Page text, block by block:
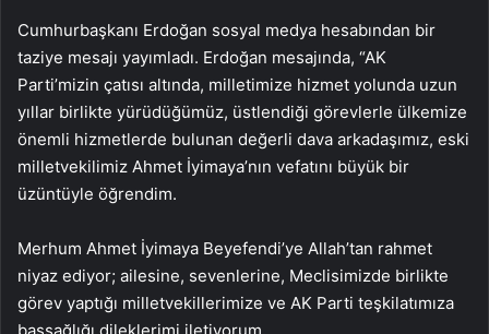
Cumhurbaşkanı Erdoğan sosyal medya hesabından bir
taziye mesajı yayımladı. Erdoğan mesajında, “AK
Parti’mizin çatısı altında, milletimize hizmet yolunda uzun
yıllar birlikte yürüdüğümüz, üstlendiği görevlerle ülkemize
önemli hizmetlerde bulunan değerli dava arkadaşımız, eski
milletvekilimiz Ahmet İyimaya’nın vefatını büyük bir
üzüntüyle öğrendim.
Merhum Ahmet İyimaya Beyefendi’ye Allah’tan rahmet
niyaz ediyor; ailesine, sevenlerine, Meclisimizde birlikte
görev yaptığı milletvekillerimize ve AK Parti teşkilatımıza
başsağlığı dileklerimi iletiyorum.